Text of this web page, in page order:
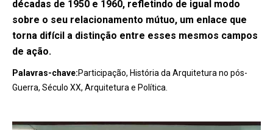
décadas de 1950 e 1960, refletindo de igual modo
sobre o seu relacionamento mútuo, um enlace que
torna difícil a distinção entre esses mesmos campos
de ação.
Palavras-chave:Participação, História da Arquitetura no pós-
Guerra, Século XX, Arquitetura e Política.